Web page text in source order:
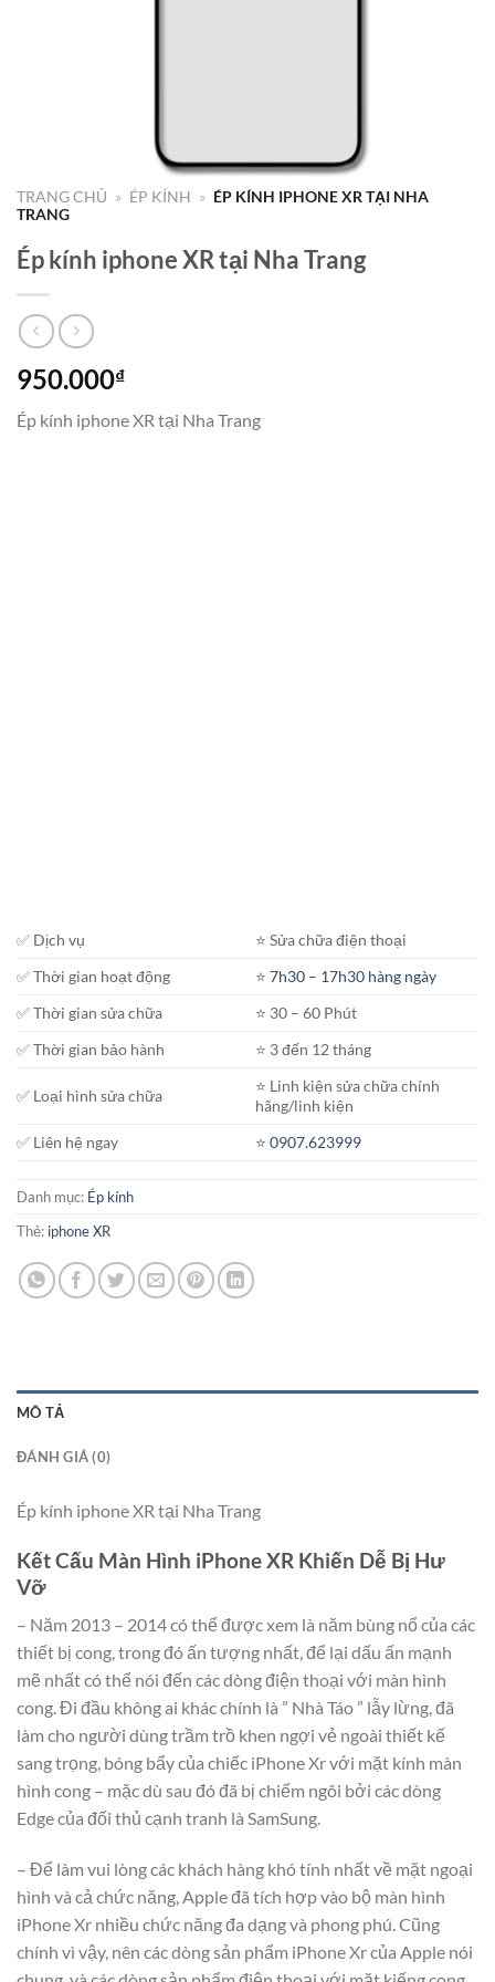
TRANG CHỦ » ÉP KÍNH » ÉP KÍNH IPHONE XR TẠI NHA
TRANG
Ép kính iphone XR tại Nha Trang
950.000₫
Ép kính iphone XR tại Nha Trang
✅ Dịch vụ
⭐️ Sửa chữa điện thoại
✅ Thời gian hoạt động
⭐️7h30 – 17h30 hàng ngày
✅ Thời gian sửa chữa
⭐️ 30 – 60 Phút
✅ Thời gian bảo hành
⭐️ 3 đến 12 tháng
✅ Loại hình sửa chữa
⭐️ Linh kiện sửa chữa chính
hãng/linh kiện
✅ Liên hệ ngay
⭐️0907.623999
Danh mục: Ép kính
Thẻ: iphone XR
MÔ TẢ
ĐÁNH GIÁ (0)
Ép kính iphone XR tại Nha Trang
Kết Cấu Màn Hình iPhone XR Khiến Dễ Bị Hư
Vỡ
– Năm 2013 – 2014 có thể được xem là năm bùng nổ của các
thiết bị cong, trong đó ấn tượng nhất, để lại dấu ấn mạnh
mẽ nhất có thể nói đến các dòng điện thoại với màn hình
cong. Đi đầu không ai khác chính là ” Nhà Táo ” lẫy lừng, đã
làm cho người dùng trầm trồ khen ngợi vẻ ngoài thiết kế
sang trọng, bóng bẩy của chiếc iPhone Xr với mặt kính màn
hình cong – mặc dù sau đó đã bị chiếm ngôi bởi các dòng
Edge của đối thủ cạnh tranh là SamSung.
– Để làm vui lòng các khách hàng khó tính nhất về mặt ngoại
hình và cả chức năng, Apple đã tích hợp vào bộ màn hình
iPhone Xr nhiều chức năng đa dạng và phong phú. Cũng
chính vì vậy, nên các dòng sản phẩm iPhone Xr của Apple nói